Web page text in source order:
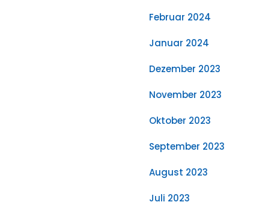
Februar 2024
Januar 2024
Dezember 2023
November 2023
Oktober 2023
September 2023
August 2023
Juli 2023